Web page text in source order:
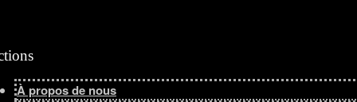
À propos de nous